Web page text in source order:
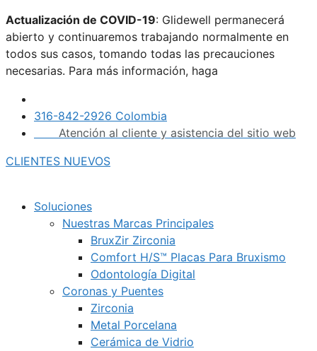
Saltar
al
contenido
Actualización de COVID-19: Glidewell permanecerá
abierto y continuaremos trabajando normalmente en
todos sus casos, tomando todas las precauciones
necesarias. Para más información, haga
316-842-2926 Colombia
Atención al cliente y asistencia del sitio web
CLIENTES NUEVOS
Soluciones
Nuestras Marcas Principales
BruxZir Zirconia
Comfort H/S™ Placas Para Bruxismo
Odontología Digital
Coronas y Puentes
Zirconia
Metal Porcelana
Cerámica de Vidrio